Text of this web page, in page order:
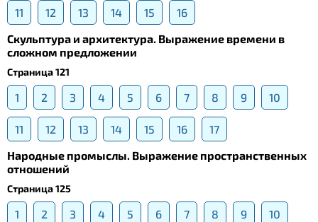
11 12 13 14 15
16
Скульптура и архитектура. Выражение времени в
сложном предложении
Страница 121
1 2 3 4 5 6 7 8 9 10
11 12 13 14 15 16
17
Народные промыслы. Выражение пространственных
отношений
Страница 125
1 2 3 4 5 6 7 8 9
10